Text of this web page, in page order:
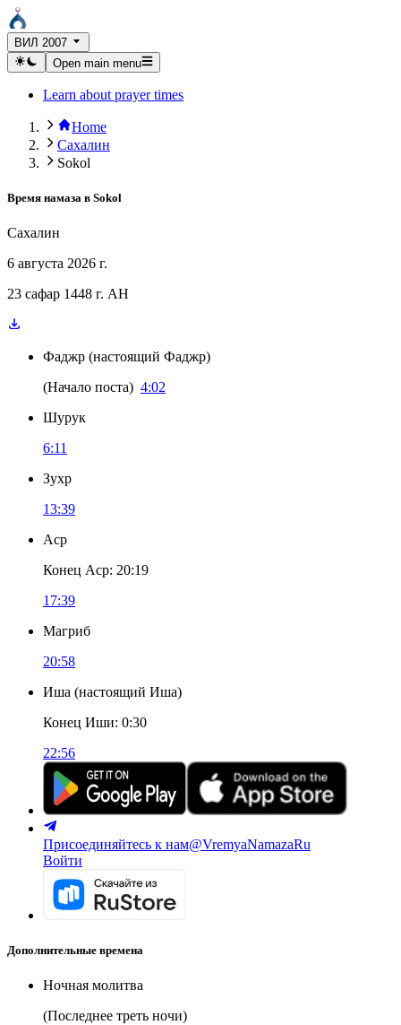
ВИЛ 2007
Open main menu
Learn about prayer times
Home
Сахалин
Sokol
Время намаза в Sokol
Сахалин
6 августа 2026 г.
23 сафар 1448 г. AH
Фаджр (настоящий Фаджр)
(Начало поста) 4:02
Шурук
6:11
Зухр
13:39
Аср
Конец Аср: 20:19
17:39
Магриб
20:58
Иша (настоящий Иша)
Конец Иши: 0:30
22:56
Присоединяйтесь к нам@VremyaNamazaRu
Войти
Дополнительные времена
Ночная молитва
(Последнее треть ночи)